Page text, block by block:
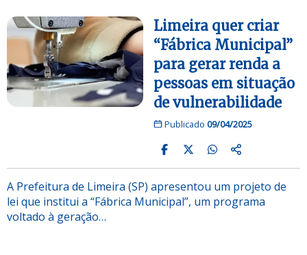
Limeira quer criar
“Fábrica Municipal”
para gerar renda a
pessoas em situação
de vulnerabilidade
Publicado 09/04/2025
A Prefeitura de Limeira (SP) apresentou um projeto de
lei que institui a “Fábrica Municipal”, um programa
voltado à geração…